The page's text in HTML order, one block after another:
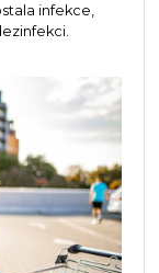
infekce,